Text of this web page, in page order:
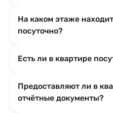
На каком этаже
посуточно?
Есть ли в квартире
Предоставляют ли в
отчётные документы?